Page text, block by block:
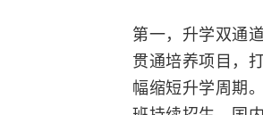
第一，升学双通
贯通培养项目，
幅缩短升学周期